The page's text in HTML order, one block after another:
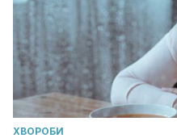
ХВОРОБИ